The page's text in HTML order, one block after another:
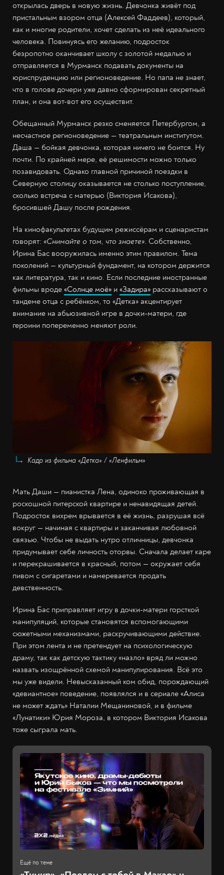
открылась дверь в новую жизнь. Девчонка живёт под
пристальным взором отца (Алексей Фаддеев), который,
как и многие родители, хочет сделать из неё идеального
человека. Повинуясь его желанию, подросток
безропотно оканчивает школу с золотой медалью и
отправляется в Мурманск подавать документы на
юриспруденцию или регионоведение. Но папа не знает,
что в голове дочери уже давно сформирован секретный
план, и она вот-вот его осуществит.
Обещанный Мурманск резко сменяется Петербургом, а
несчастное регионоведение — театральным институтом.
Даша — бойкая девчонка, которая ничего не боится. Ну
почти. По крайней мере, её решимости можно только
позавидовать. Однако главной причиной поездки в
Северную столицу оказывается не столько поступление,
сколько встреча с матерью (Виктория Исакова),
бросившей Дашу после рождения.
На кинофакультетах будущим режиссёрам и сценаристам
говорят: «Снимайте о том, что знаете». Собственно,
Ирина Бас вооружилась именно этим правилом. Тема
поколений — культурный фундамент, на котором держится
как литература, так и кино. Если последние иностранные
фильмы вроде «Солнце моё» и «Задира» рассказывают о
тандеме отца с ребёнком, то «Детка» акцентирует
внимание на абьюзивной игре в дочки-матери, где
героини попеременно меняют роли.
Кадр из фильма «Детка» / «Ленфильм»
Мать Даши — пианистка Лена, одиноко проживающая в
роскошной питерской квартире и ненавидящая детей.
Подросток вихрем врывается в её жизнь, разрушая всё
вокруг — начиная с квартиры и заканчивая любовной
связью. Чтобы не выдать нутро отличницы, девчонка
придумывает себе личность оторвы. Сначала делает каре
и перекрашивается в красный, потом — окружает себя
пивом с сигаретами и намеревается продать
девственность.
Ирина Бас приправляет игру в дочки-матери горсткой
манипуляций, которые становятся вспомогающими
сюжетными механизмами, раскручивающими действие.
При этом лента и не претендует на психологическую
драму, так как детскую тактику «назло» вряд ли можно
назвать изощрённой схемой манипулирования. Всё это
мы уже видели. Невысказанный ком обид, порождающий
«девиантное» поведение, появлялся и в сериале «Алиса
не может ждать» Наталии Мещаниновой, и в фильме
«Лунатики» Юрия Мороза, в котором Виктория Исакова
тоже сыграла мать.